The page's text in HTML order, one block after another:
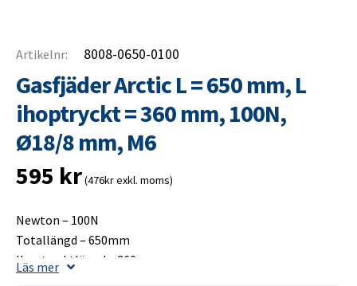
Artikelnr: 8008-0650-0100
Gasfjäder Arctic L = 650 mm, L
ihoptryckt = 360 mm, 100N,
Ø18/8 mm, M6
595 kr(476kr exkl. moms)
Newton – 100N
Totallängd – 650mm
Ihoptrycktlängd – 360mm
Läs mer